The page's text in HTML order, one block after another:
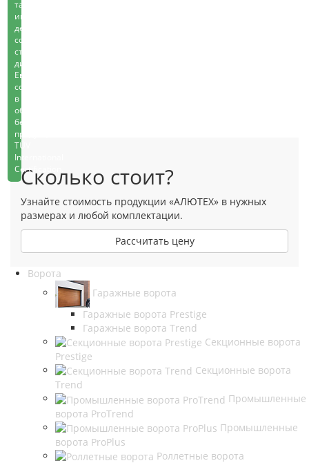
также
имеют
декларацию
соответствия
строительным
директивам
Европейского
союза
в
области
безопасности
продукции
TÜV
International
Certification.
Сколько стоит?
Узнайте стоимость продукции «АЛЮТЕХ» в нужных
размерах и любой комплектации.
Рассчитать цену
Ворота
Гаражные ворота
Гаражные ворота Prestige
Гаражные ворота Trend
Секционные ворота
Prestige
Секционные ворота
Trend
Промышленные
ворота ProTrend
Промышленные
ворота ProPlus
Роллетные ворота